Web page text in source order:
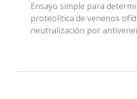
Ensayo simple para
proteolítica de venenos
neutralización por